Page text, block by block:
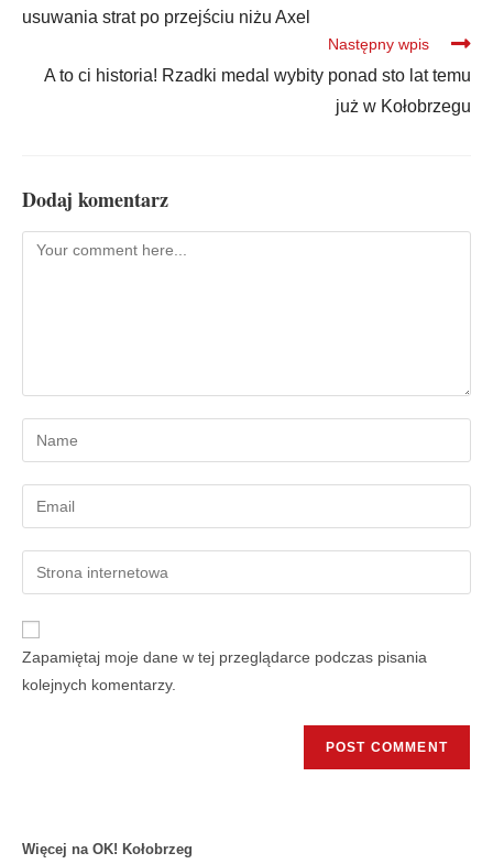
usuwania strat po przejściu niżu Axel
Następny wpis
A to ci historia! Rzadki medal wybity ponad sto lat temu
już w Kołobrzegu
Dodaj komentarz
Zapamiętaj moje dane w tej przeglądarce podczas pisania
kolejnych komentarzy.
Więcej na OK! Kołobrzeg